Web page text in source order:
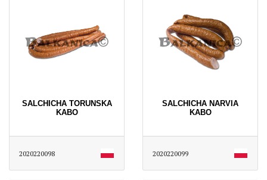
SALCHICHA TORUNSKA
KABO
2020220098
SALCHICHA NARVIA
KABO
2020220099